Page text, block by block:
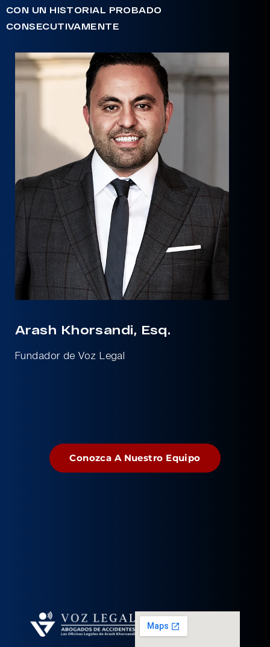
CON UN HISTORIAL PROBADO
CONSECUTIVAMENTE
Arash Khorsandi, Esq.
Fundador de Voz Legal
Conozca A Nuestro Equipo